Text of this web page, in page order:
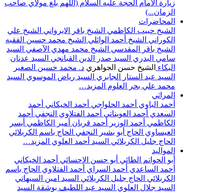
زيارة الامام الحجة عليه السلام (اللهم بلغ مولاي صاحب
الزمان...)
المحاضرات
الشيخ حبيب الكاظمي الشيخ باقر الايرواني الشيخ علي
الكوراني الشيخ أحمد الوائلي الشيخ محمد حسين الفقيه
الشيخ باقر المقدسي الشيخ محمد مهدي الآصفي السيد
سامي البدري السيد صدر الدين القبانجي السيد عدنان
البكاء الشيخ حسن الجواهري د. محمد حسين الصغير
السيد عبد الستار الجابري السيد رياض الموسوي السيد
محمد علي بحر العلوم المزيد…
المراثي
أحمد الباوي أحمد الحلواجي أحمد الخيكاني أحمد
السعدي أحمد العويناتي أحمد الفتلاوي النجفي أحمد
الكاظمي أحمد الوزير أحمد قربان أمير الكاظمي أيسر
العيساوي الحاج أبو بشير النجفي الحاج باسم الكربلائي
الحاج جليل الكربلائي السيد أحمد العلوي المزيد…
المواليد
أبو الحواتم الطائي أبو حسن الإحسائي أحمد الخيكاني
أحمد الساعدي أحمد السراي أحمد الفتلاوي الحاج باسم
الكربلائي الحاج جليل الكربلائي السيد امين السيهاتي
السيد جلال العلوي السيد عبد اللطيف بوشقة السيد